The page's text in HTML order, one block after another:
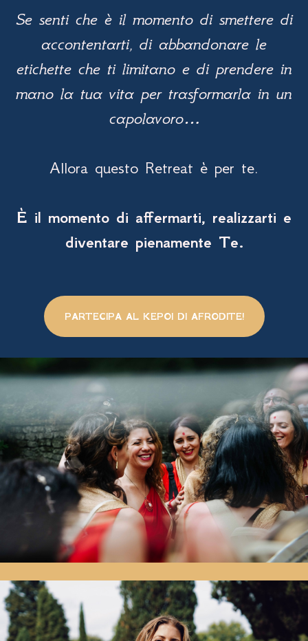
Se senti che è il momento di smettere di
accontentarti, di abbandonare le
etichette che ti limitano e di prendere in
mano la tua vita per trasformarla in un
capolavoro…
Allora questo Retreat è per te.
È il momento di affermarti, realizzarti e
diventare pienamente Te.
PARTECIPA AL KEPOI DI AFRODITE!